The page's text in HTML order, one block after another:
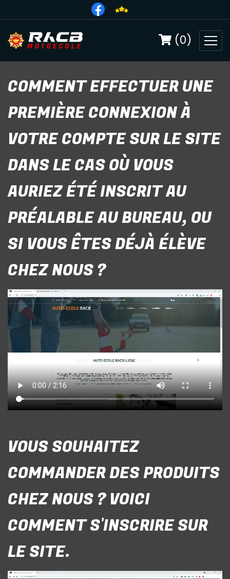
(0)
COMMENT EFFECTUER UNE
PREMIÈRE CONNEXION À
VOTRE COMPTE SUR LE SITE
DANS LE CAS OÙ VOUS
AURIEZ ÉTÉ INSCRIT AU
PRÉALABLE AU BUREAU, OU
SI VOUS ÊTES DÉJÀ ÉLÈVE
CHEZ NOUS ?
VOUS SOUHAITEZ
COMMANDER DES PRODUITS
CHEZ NOUS ? VOICI
COMMENT S'INSCRIRE SUR
LE SITE.